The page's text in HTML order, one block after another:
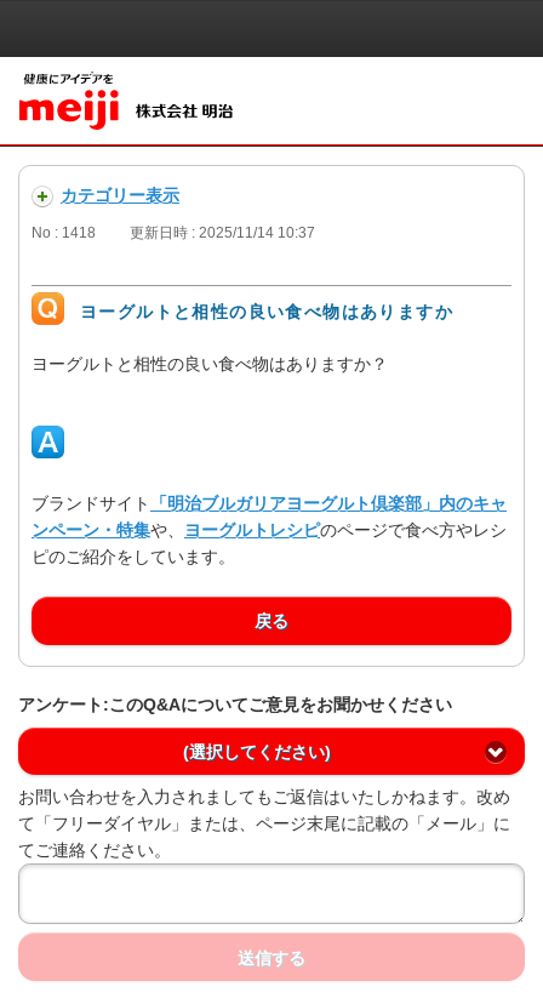
カテゴリー表示
No : 1418 更新日時 : 2025/11/14 10:37
ヨーグルトと相性の良い食べ物はありますか
ヨーグルトと相性の良い食べ物はありますか？
ブランドサイト
「明治ブルガリアヨーグルト倶楽部」内のキャ
ンペーン・特集や、 ヨーグルトレシピのページで食べ方やレシ
ピのご紹介をしています。
戻る
アンケート:このQ&Aについてご意見をお聞かせください
(選択してください)
お問い合わせを入力されましてもご返信はいたしかねます。改め
て「フリーダイヤル」または、ページ末尾に記載の「メール」に
てご連絡ください。
送信する